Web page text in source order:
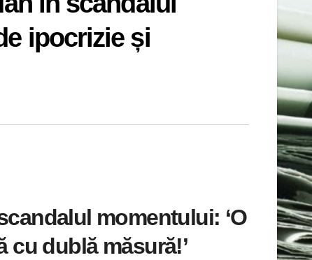
ipocrizie și
momentului: ‘O
cu dublă măsură!’